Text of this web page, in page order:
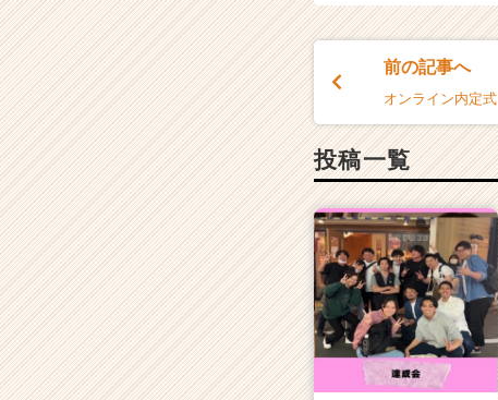
前の記事へ
オンライン内定式
投稿一覧